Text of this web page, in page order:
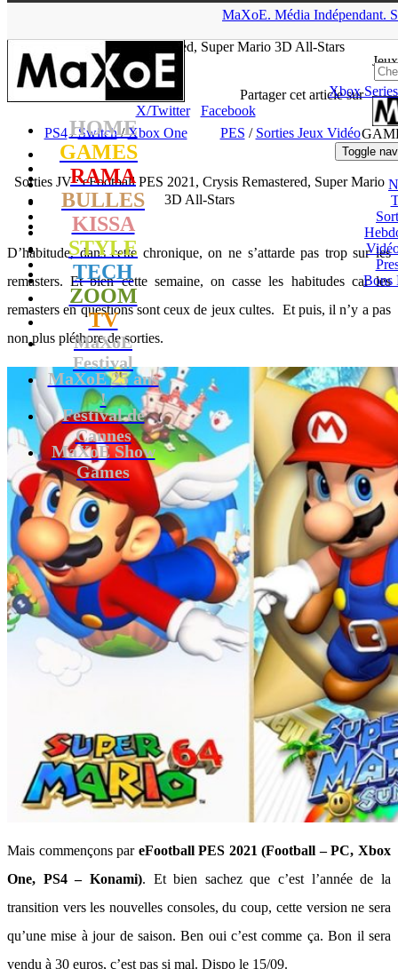
MaXoE. Média Indépendant.
HOME
GAMES
RAMA
BULLES
KISSA
STYLE
TECH
ZOOM
TV
MaXoE
Festival
MaXoE 25 ans
!
Festival de
Cannes
MaXoE Show
Games
Jeux
Xbox
Toggle
Bons
2021, Crysis Remastered, Super Mario 3D All-Stars
Partager cet article sur
X/Twitter
Facebook
PS4/Switch/Xbox One PES / Sorties Jeux Vidéo
Sorties JV : eFootball PES 2021, Crysis Remastered, Super Mario
3D All-Stars
D’habitude, dans cette chronique, on ne s’attarde pas trop sur les
remasters. Et bien cette semaine, on casse les habitudes car les
remasters en questions sont ceux de jeux cultes. Et puis, il n’y a pas
non plus pléthore de sorties.
Mais commençons par eFootball PES 2021 (Football – PC, Xbox
One, PS4 – Konami). Et bien sachez que c’est l’année de la
transition vers les nouvelles consoles, du coup, cette version ne sera
qu’une mise à jour de saison. Ben oui c’est comme ça. Bon il sera
vendu à 30 euros, c’est pas si mal. Dispo le 15/09.